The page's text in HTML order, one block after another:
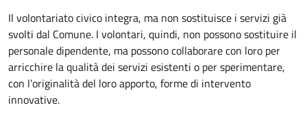
Il volontariato civico integra, ma non sostituisce i servizi già
svolti dal Comune. I volontari, quindi, non possono sostituire il
personale dipendente, ma possono collaborare con loro per
arricchire la qualità dei servizi esistenti o per sperimentare,
con l’originalità del loro apporto, forme di intervento
innovative.